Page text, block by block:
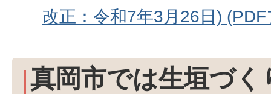
改正：令和7年3月26日)
真岡市では生垣づく